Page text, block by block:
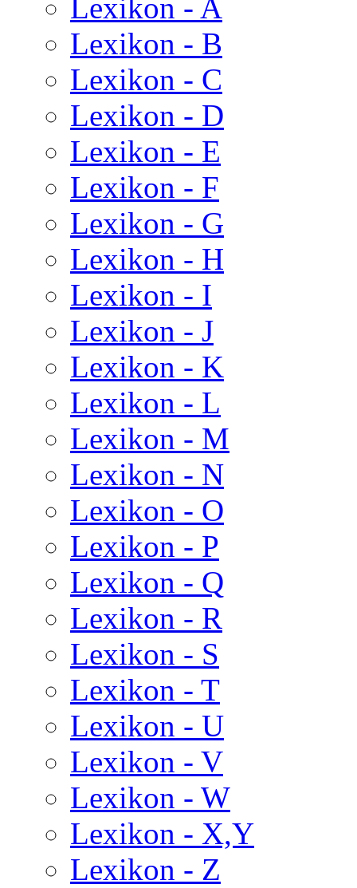
Lexikon - A
Lexikon - B
Lexikon - C
Lexikon - D
Lexikon - E
Lexikon - F
Lexikon - G
Lexikon - H
Lexikon - I
Lexikon - J
Lexikon - K
Lexikon - L
Lexikon - M
Lexikon - N
Lexikon - O
Lexikon - P
Lexikon - Q
Lexikon - R
Lexikon - S
Lexikon - T
Lexikon - U
Lexikon - V
Lexikon - W
Lexikon - X,Y
Lexikon - Z